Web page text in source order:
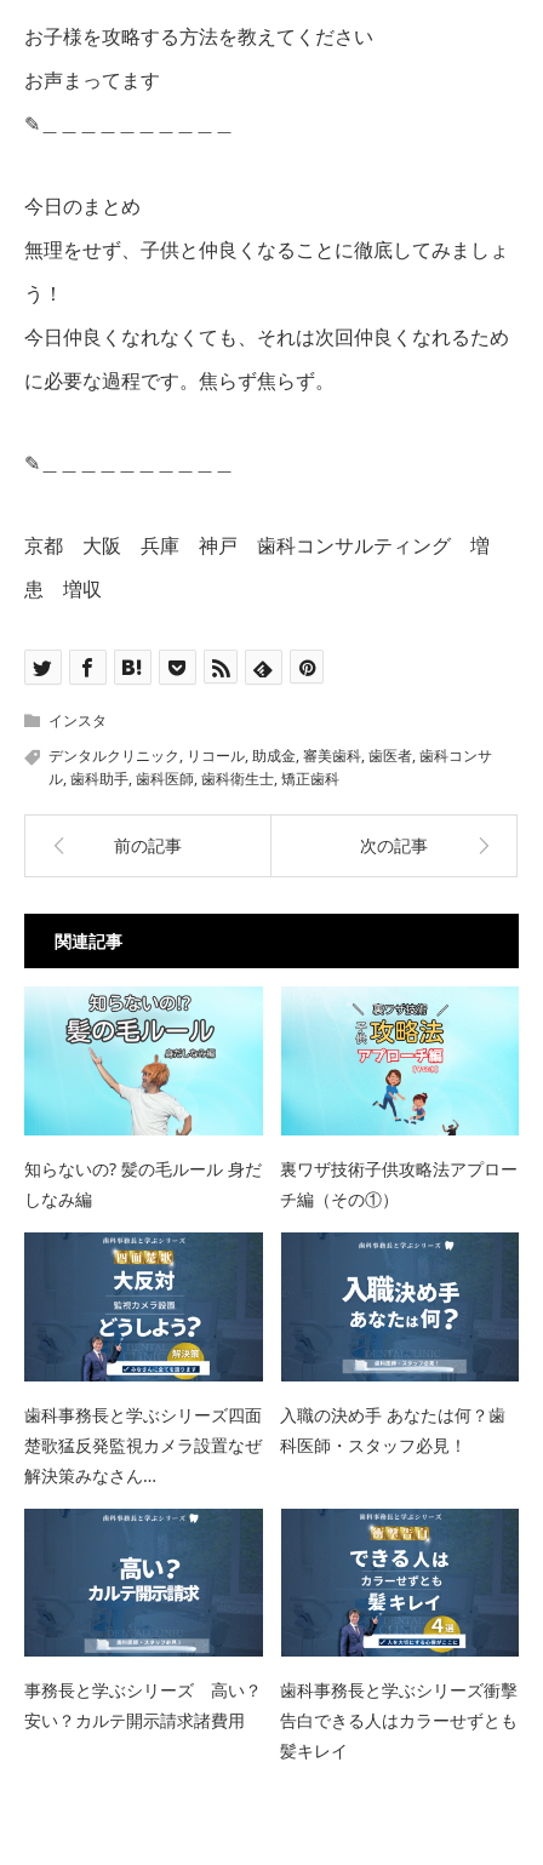
お子様を攻略する方法を教えてください
お声まってます
✎︎＿＿＿＿＿＿＿＿＿＿
今日のまとめ
無理をせず、子供と仲良くなることに徹底してみましょ
う！
今日仲良くなれなくても、それは次回仲良くなれるため
に必要な過程です。焦らず焦らず。
✎︎＿＿＿＿＿＿＿＿＿＿
京都 大阪 兵庫 神戸 歯科コンサルティング 増
患 増収
インスタ
デンタルクリニック, リコール,助成金,審美歯科,歯医者,歯科コンサ
ル,歯科助手,歯科医師,歯科衛生士,矯正歯科
前の記事 次の記事
関連記事
知らないの? 髪の毛ルール 身だ
しなみ編
裏ワザ技術子供攻略法アプロー
チ編（その①）
歯科事務長と学ぶシリーズ四面
楚歌猛反発監視カメラ設置なぜ
解決策みなさん…
入職の決め手 あなたは何？歯
科医師・スタッフ必見！
事務長と学ぶシリーズ 高い？
安い？カルテ開示請求諸費用
歯科事務長と学ぶシリーズ衝擊
告白できる人はカラーせずとも
髪キレイ